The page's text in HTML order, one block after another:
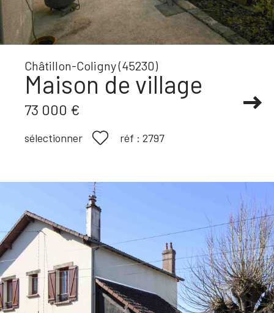
Châtillon-Coligny (45230)
Maison de village
73 000 €
sélectionner réf :2797